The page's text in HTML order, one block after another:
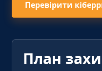
Перевірити
План